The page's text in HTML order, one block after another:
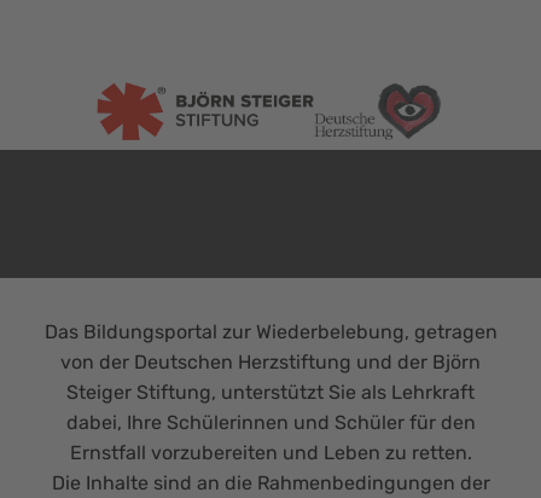
Das Bildungsportal zur Wiederbelebung, getragen
von der Deutschen Herzstiftung und der Björn
Steiger Stiftung, unterstützt Sie als Lehrkraft
dabei, Ihre Schülerinnen und Schüler für den
Ernstfall vorzubereiten und Leben zu retten.
Die Inhalte sind an die Rahmenbedingungen der